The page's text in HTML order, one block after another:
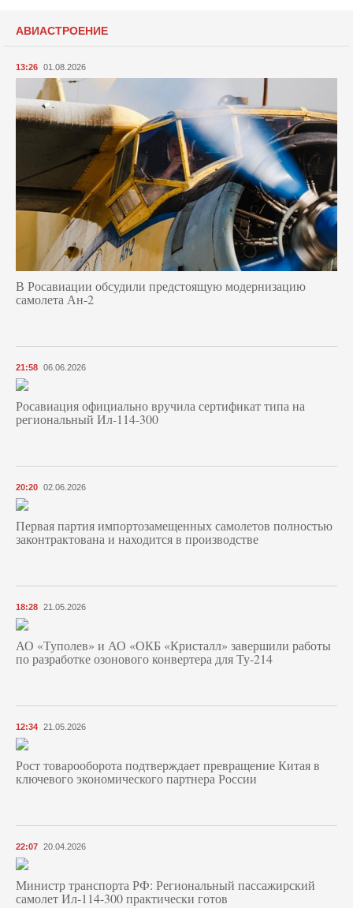
АВИАСТРОЕНИЕ
13:26 01.08.2026
В Росавиации обсудили предстоящую модернизацию
самолета Ан-2
21:58 06.06.2026
Росавиация официально вручила сертификат типа на
региональный Ил-114-300
20:20 02.06.2026
Первая партия импортозамещенных самолетов полностью
законтрактована и находится в производстве
18:28 21.05.2026
АО «Туполев» и АО «ОКБ «Кристалл» завершили работы
по разработке озонового конвертера для Ту-214
12:34 21.05.2026
Рост товарооборота подтверждает превращение Китая в
ключевого экономического партнера России
22:07 20.04.2026
Министр транспорта РФ: Региональный пассажирский
самолет Ил-114-300 практически готов